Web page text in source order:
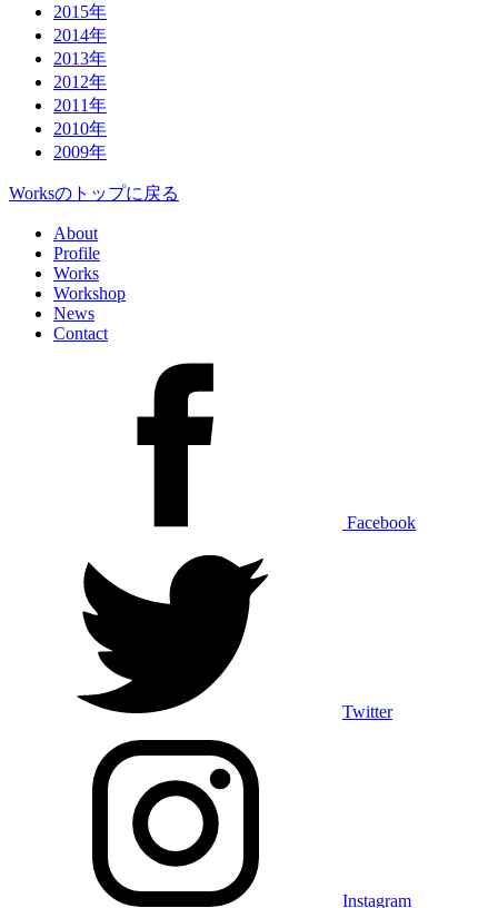
2015年
2014年
2013年
2012年
2011年
2010年
2009年
Worksのトップに戻る
About
Profile
Works
Workshop
News
Contact
Facebook
Twitter
Instagram